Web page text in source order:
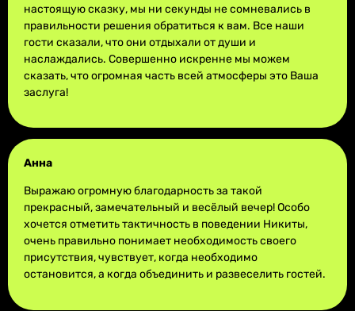
настоящую сказку, мы ни секунды не сомневались в
правильности решения обратиться к вам. Все наши
гости сказали, что они отдыхали от души и
наслаждались. Совершенно искренне мы можем
сказать, что огромная часть всей атмосферы это Ваша
заслуга!
Анна
Выражаю огромную благодарность за такой
прекрасный, замечательный и весёлый вечер! Особо
хочется отметить тактичность в поведении Никиты,
очень правильно понимает необходимость своего
присутствия, чувствует, когда необходимо
остановится, а когда объединить и развеселить гостей.